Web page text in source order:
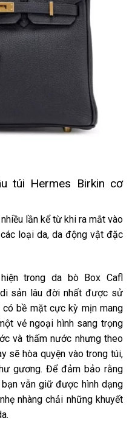
túi Hermes Birkin cơ
lần kể từ khi ra mắt vào
loại da, da động vật đặc
trong da bò Box Cafl
sản lâu đời nhất được sử
bề mặt cực kỳ mịn mang
vẻ ngoại hình sang trọng
và thấm nước nhưng theo
sẽ hòa quyện vào trong túi,
gương. Để đảm bảo rằng
vẫn giữ được hình dạng
nhàng chải những khuyết